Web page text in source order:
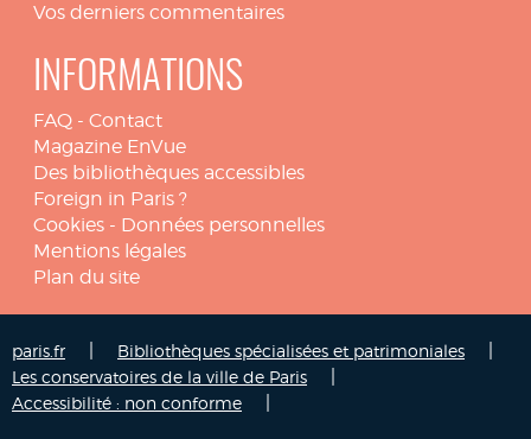
Vos derniers commentaires
INFORMATIONS
FAQ - Contact
Magazine EnVue
Des bibliothèques accessibles
Foreign in Paris ?
Cookies - Données personnelles
Mentions légales
Plan du site
paris.fr Bibliothèques spécialisées et patrimoniales
Les conservatoires de la ville de Paris
Accessibilité : non conforme